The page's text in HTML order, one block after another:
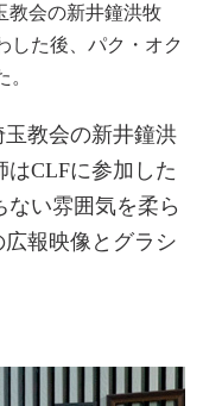
教会の新井鐘洪牧
した後、パク・オク
教会の新井鐘洪
CLFに参加した
い雰囲気を柔ら
報映像とグラシ